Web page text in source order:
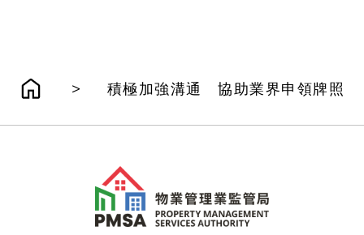
> 積極加強溝通 協助業界申領牌照